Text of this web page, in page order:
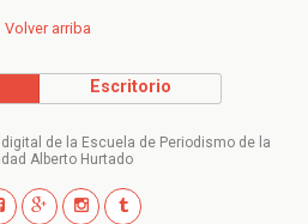
Volver arriba
Escritorio
de la Escuela de Periodismo de la
Alberto Hurtado